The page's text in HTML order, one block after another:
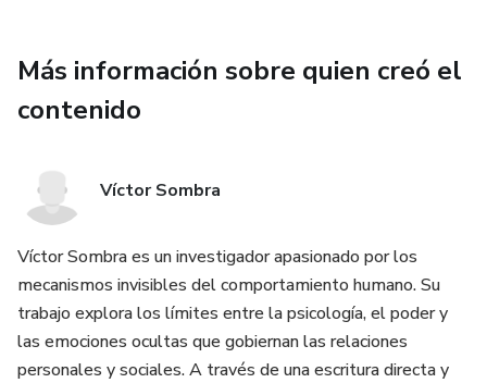
trabajo.
Ejercicios para recuperar tu poder interior y fortalecer tus
📘 Un manual claro, directo y profundo para quienes buscan
control emocional.
Porque el primer paso para liberarte es reconocer lo que te
ata.
Más información sobre quien creó el
contenido
Víctor Sombra
Víctor Sombra es un investigador apasionado por los
mecanismos invisibles del comportamiento humano. Su
trabajo explora los límites entre la psicología, el poder y
las emociones ocultas que gobiernan las relaciones
personales y sociales. A través de una escritura directa y